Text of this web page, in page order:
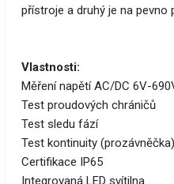
přístroje a druhý je na pevno
Vlastnosti:
Měření napětí AC/DC 6V-
Test proudových chráničů
Test sledu fází
Test kontinuity (prozávněčka)
Certifikace IP65
Integrovaná LED svítilna